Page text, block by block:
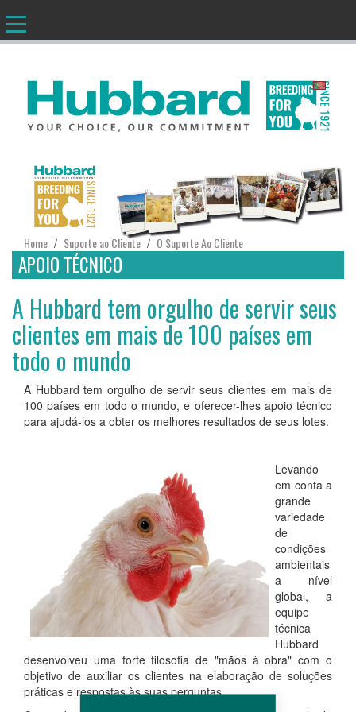
PT
Home / Suporte ao Cliente / O Suporte Ao Cliente
APOIO TÉCNICO
A Hubbard tem orgulho de servir seus
clientes em mais de 100 países em
todo o mundo
A Hubbard tem orgulho de servir seus clientes em mais de
100 países em todo o mundo, e oferecer-lhes apoio técnico
para ajudá-los a obter os melhores resultados de seus lotes.
Levando
em conta a
grande
variedade
de
condições
ambientais
a nível
global, a
equipe
técnica
Hubbard
desenvolveu uma forte filosofia de "mãos à obra" com o
objetivo de auxiliar os clientes na elaboração de soluções
práticas e respostas às suas perguntas.